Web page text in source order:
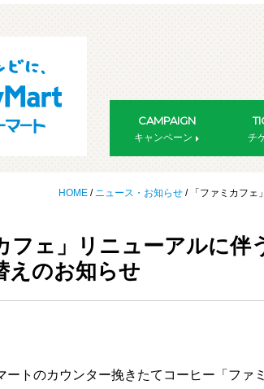
CAMPAIGN
キャンペーン チ
HOME / ニュース・お知らせ / 「ファミカフェ
フェ」リニューアルに
えのお知らせ
ートのカウンター挽きたてコーヒー「ファ